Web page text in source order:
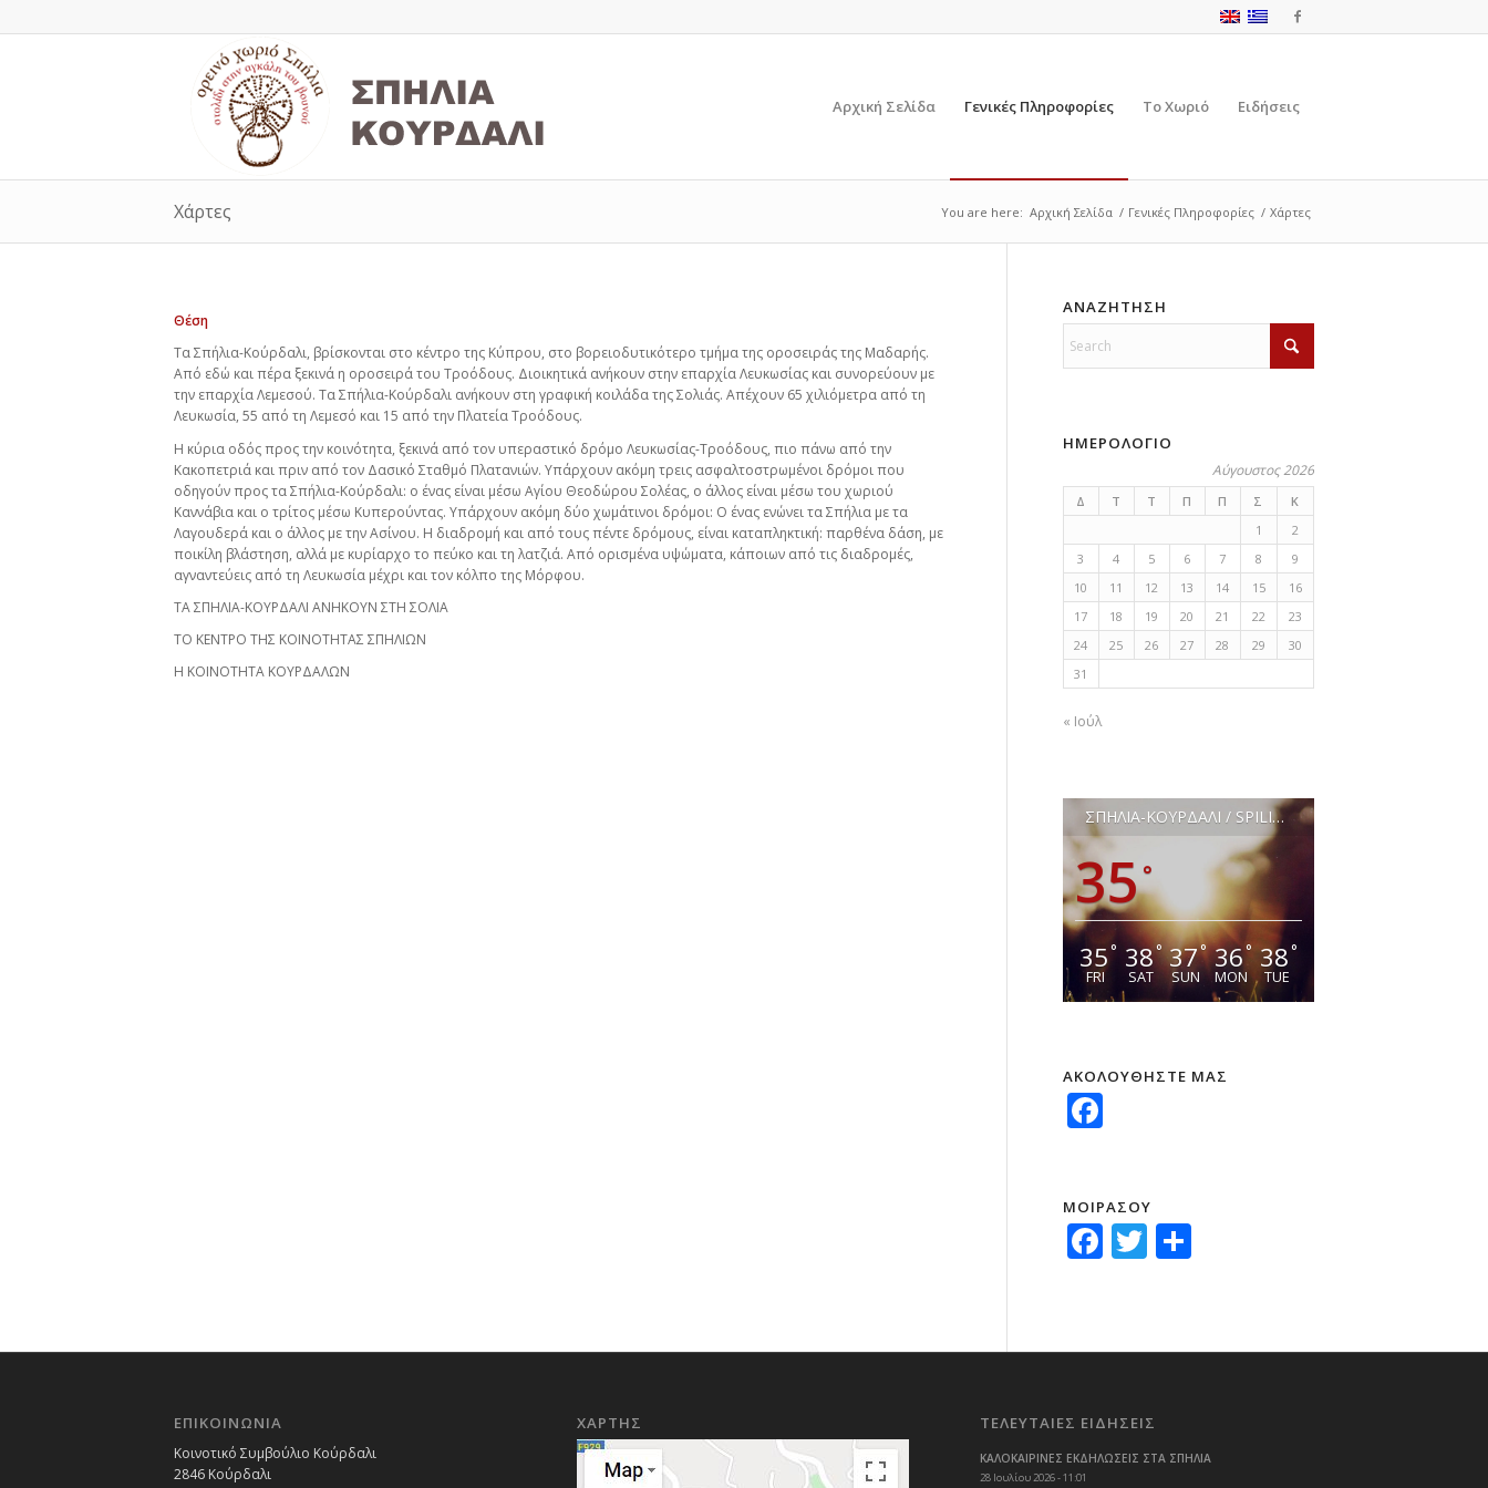
Αρχική Σελίδα Γενικές Πληροφορίες Το Χωριό Ειδήσεις
Χάρτες You are here: Αρχική Σελίδα / Γενικές Πληροφορίες / Χάρτες
Θέση
Τα Σπήλια-Κούρδαλι, βρίσκονται στο κέντρο της Κύπρου, στο βορειοδυτικότερο τμήμα της οροσειράς της Μαδαρής.
Από εδώ και πέρα ξεκινά η οροσειρά του Τροόδους. Διοικητικά ανήκουν στην επαρχία Λευκωσίας και συνορεύουν με
την επαρχία Λεμεσού. Τα Σπήλια-Κούρδαλι ανήκουν στη γραφική κοιλάδα της Σολιάς. Απέχουν 65 χιλιόμετρα από τη
Λευκωσία, 55 από τη Λεμεσό και 15 από την Πλατεία Τροόδους.
Η κύρια οδός προς την κοινότητα, ξεκινά από τον υπεραστικό δρόμο Λευκωσίας-Τροόδους, πιο πάνω από την
Κακοπετριά και πριν από τον Δασικό Σταθμό Πλατανιών. Υπάρχουν ακόμη τρεις ασφαλτοστρωμένοι δρόμοι που
οδηγούν προς τα Σπήλια-Κούρδαλι: ο ένας είναι μέσω Αγίου Θεοδώρου Σολέας, ο άλλος είναι μέσω του χωριού
Καννάβια και ο τρίτος μέσω Κυπερούντας. Υπάρχουν ακόμη δύο χωμάτινοι δρόμοι: Ο ένας ενώνει τα Σπήλια με τα
Λαγουδερά και ο άλλος με την Ασίνου. Η διαδρομή και από τους πέντε δρόμους, είναι καταπληκτική: παρθένα δάση, με
ποικίλη βλάστηση, αλλά με κυρίαρχο το πεύκο και τη λατζιά. Από ορισμένα υψώματα, κάποιων από τις διαδρομές,
αγναντεύεις από τη Λευκωσία μέχρι και τον κόλπο της Μόρφου.
ΤΑ ΣΠΗΛΙΑ-ΚΟΥΡΔΑΛΙ ΑΝΗΚΟΥΝ ΣΤΗ ΣΟΛΙΑ
ΤΟ ΚΕΝΤΡΟ ΤΗΣ ΚΟΙΝΟΤΗΤΑΣ ΣΠΗΛΙΩΝ
Η ΚΟΙΝΟΤΗΤΑ ΚΟΥΡΔΑΛΩΝ
ΑΝΑΖΗΤΗΣΗ
ΗΜΕΡΟΛΟΓΙΟ
Αύγουστος 2026
Δ Τ Τ Π Π Σ
Κ
1
2
3
4 5 6 7 8
9
10
11 12 13 14 15
16
17
18 19 20 21 22
23
24
25 26 27 28 29
30
31
« Ιούλ
ΣΠΗΛΙΑ-ΚΟΥΡΔΑΛΙ / SPILIA-KOURDALI
35°
35°
FRI
38°
SAT
37°
SUN
36°
MON
38°
TUE
ΑΚΟΛΟΥΘΗΣΤΕ ΜΑΣ
Facebook
ΜΟΙΡΑΣΟΥ
Facebook
Twitter
Μοιραστείτε
ΕΠΙΚΟΙΝΩΝΙΑ
Κοινοτικό Συμβούλιο Κούρδαλι
2846 Κούρδαλι
ΧΑΡΤΗΣ ΤΕΛΕΥΤΑΙΕΣ ΕΙΔΗΣΕΙΣ
ΚΑΛΟΚΑΙΡΙΝΕΣ ΕΚΔΗΛΩΣΕΙΣ ΣΤΑ ΣΠΗΛΙΑ
28 Ιουλίου 2026 - 11:01